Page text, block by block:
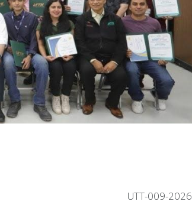
UTT-009-2026